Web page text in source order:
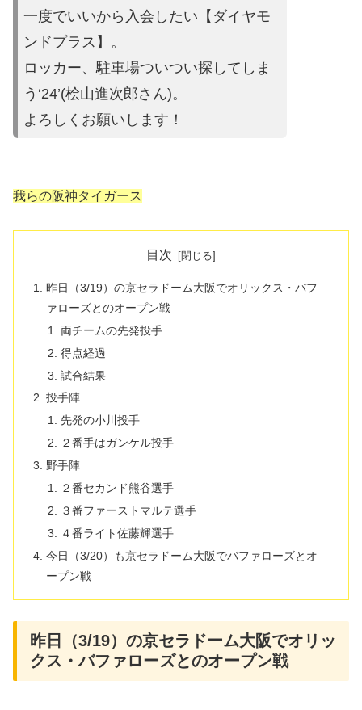
一度でいいから入会したい【ダイヤモ
ンドプラス】。
ロッカー、駐車場ついつい探してしま
う‘24’(桧山進次郎さん)。
よろしくお願いします！
我らの阪神タイガース
目次
昨日（3/19）の京セラドーム大阪でオリックス・バフ
ァローズとのオープン戦
両チームの先発投手
得点経過
試合結果
投手陣
先発の小川投手
２番手はガンケル投手
野手陣
２番セカンド熊谷選手
３番ファーストマルテ選手
４番ライト佐藤輝選手
今日（3/20）も京セラドーム大阪でバファローズとオ
ープン戦
昨日（3/19）の京セラドーム大阪でオリッ
クス・バファローズとのオープン戦